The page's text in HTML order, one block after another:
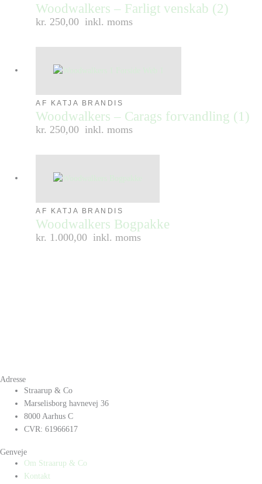
Woodwalkers – Farligt venskab (2)
kr. 250,00 inkl. moms
AF KATJA BRANDIS
Woodwalkers – Carags forvandling (1)
kr. 250,00 inkl. moms
AF KATJA BRANDIS
Woodwalkers Bogpakke
kr. 1.000,00 inkl. moms
Adresse
Straarup & Co
Marselisborg havnevej 36
8000 Aarhus C
CVR: 61966617
Genveje
Om Straarup & Co
Kontakt